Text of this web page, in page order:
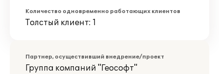
Количество одновременно работающих клиентов
Толстый клиент: 1
Партнер, осуществивший внедрение/проект
Группа компаний "Геософт"